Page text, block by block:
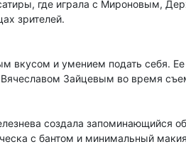
где играла с Мироновым,
зрителей.
вкусом и умением подать себя.
Зайцевым во время
создала запоминающийся
с бантом и минимальный